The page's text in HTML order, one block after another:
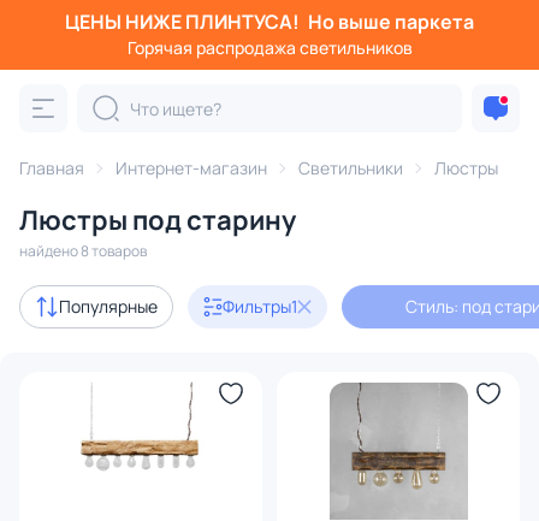
ЦЕНЫ НИЖЕ ПЛИНТУСА! Но выше паркета
Горячая распродажа светильников
Главная Интернет-магазин Светильники Люстры
Люстры под старину
найдено 8 товаров
Популярные Фильтры1 Стиль: под
Фильтры
Категория:
подвесные потолочные
Дизайнерский свет